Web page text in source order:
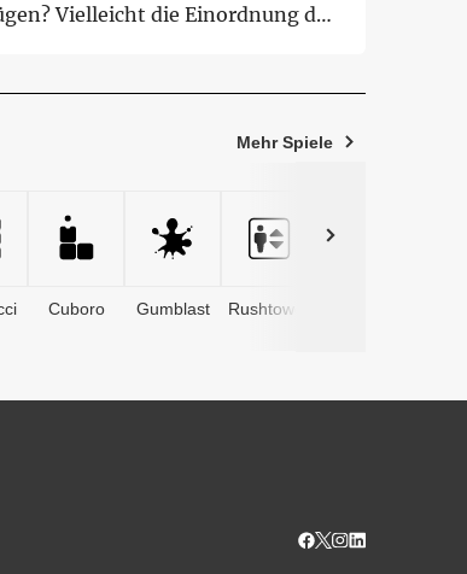
Vielleicht die Einordnung des
Mehr Spiele
Cuboro Gumblast Rushtower